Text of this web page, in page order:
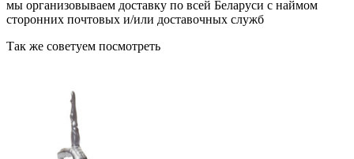
мы организовываем доставку по всей Беларуси с наймом
сторонних почтовых и/или доставочных служб
Так же советуем посмотреть